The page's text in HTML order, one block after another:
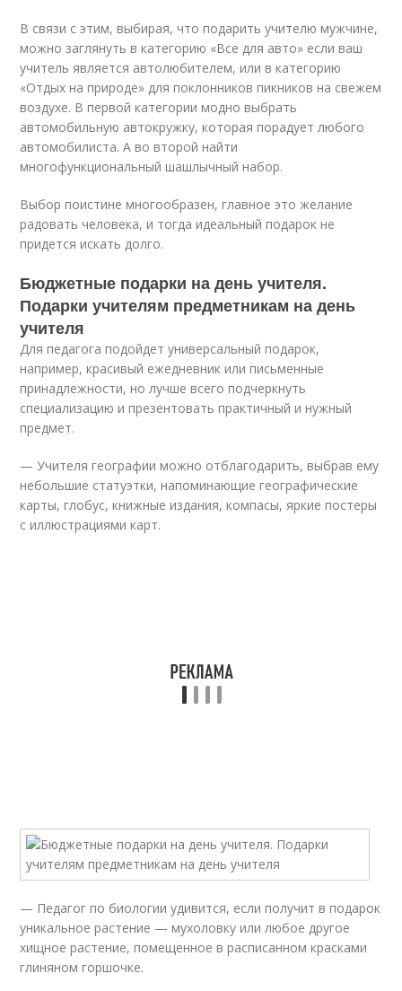
В связи с этим, выбирая, что подарить учителю мужчине,
можно заглянуть в категорию «Все для авто» если ваш
учитель является автолюбителем, или в категорию
«Отдых на природе» для поклонников пикников на свежем
воздухе. В первой категории модно выбрать
автомобильную автокружку, которая порадует любого
автомобилиста. А во второй найти
многофункциональный шашлычный набор.
Выбор поистине многообразен, главное это желание
радовать человека, и тогда идеальный подарок не
придется искать долго.
Бюджетные подарки на день учителя.
Подарки учителям предметникам на день
учителя
Для педагога подойдет универсальный подарок,
например, красивый ежедневник или письменные
принадлежности, но лучше всего подчеркнуть
специализацию и презентовать практичный и нужный
предмет.
— Учителя географии можно отблагодарить, выбрав ему
небольшие статуэтки, напоминающие географические
карты, глобус, книжные издания, компасы, яркие постеры
с иллюстрациями карт.
— Педагог по биологии удивится, если получит в подарок
уникальное растение — мухоловку или любое другое
хищное растение, помещенное в расписанном красками
глиняном горшочке.